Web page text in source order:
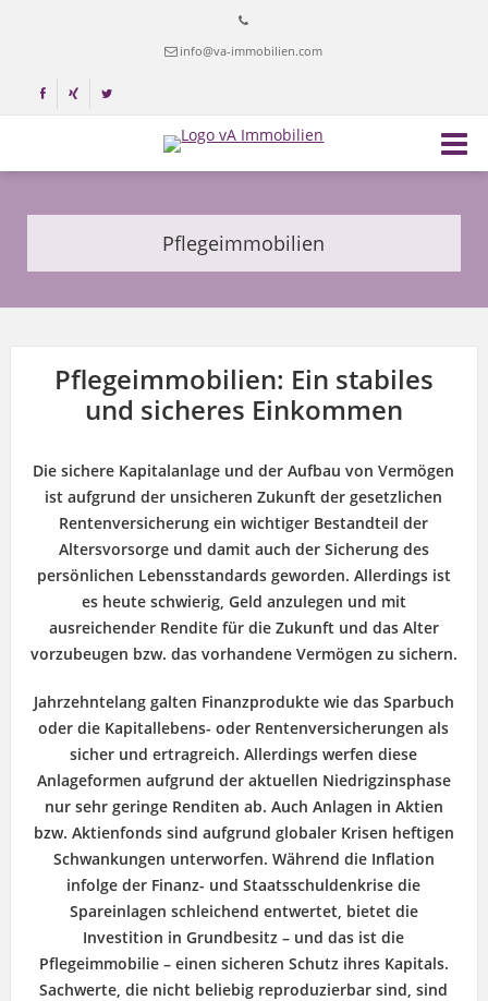
info@va-immobilien.com
Pflegeimmobilien
Pflegeimmobilien: Ein stabiles
und sicheres Einkommen
Die sichere Kapitalanlage und der Aufbau von Vermögen
ist aufgrund der unsicheren Zukunft der gesetzlichen
Rentenversicherung ein wichtiger Bestandteil der
Altersvorsorge und damit auch der Sicherung des
persönlichen Lebensstandards geworden. Allerdings ist
es heute schwierig, Geld anzulegen und mit
ausreichender Rendite für die Zukunft und das Alter
vorzubeugen bzw. das vorhandene Vermögen zu sichern.
Jahrzehntelang galten Finanzprodukte wie das Sparbuch
oder die Kapitallebens- oder Rentenversicherungen als
sicher und ertragreich. Allerdings werfen diese
Anlageformen aufgrund der aktuellen Niedrigzinsphase
nur sehr geringe Renditen ab. Auch Anlagen in Aktien
bzw. Aktienfonds sind aufgrund globaler Krisen heftigen
Schwankungen unterworfen. Während die Inflation
infolge der Finanz- und Staatsschuldenkrise die
Spareinlagen schleichend entwertet, bietet die
Investition in Grundbesitz – und das ist die
Pflegeimmobilie – einen sicheren Schutz ihres Kapitals.
Sachwerte, die nicht beliebig reproduzierbar sind, sind